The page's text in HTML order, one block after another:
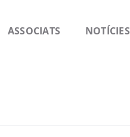
ASSOCIATS NOTÍCIES